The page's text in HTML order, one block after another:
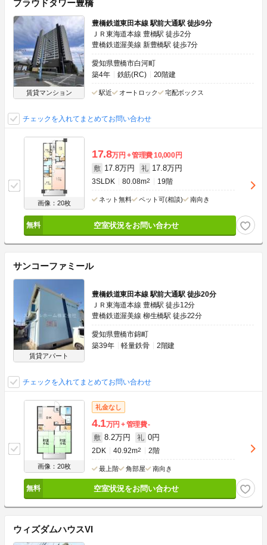
プラウドタワー豊橋
賃貸マンション
豊橋鉄道東田本線 駅前大通駅 徒歩9分
ＪＲ東海道本線 豊橋駅 徒歩2分
豊橋鉄道渥美線 新豊橋駅 徒歩7分
愛知県豊橋市白河町
築4年
鉄筋(RC) 20階建
駅近 オートロック 宅配ボックス
チェックを入れてまとめてお問い合わせ
画像：20枚
17.8万円 管理費10,000円
敷 17.8万円 礼 17.8万円
3SLDK 80.08m2 19階
ネット無料 ペット可(相談) 南向き
空室状況をお問い合わせ
サンコーファミール
賃貸アパート
豊橋鉄道東田本線 駅前大通駅 徒歩20分
ＪＲ東海道本線 豊橋駅 徒歩12分
豊橋鉄道渥美線 柳生橋駅 徒歩22分
愛知県豊橋市錦町
築39年
軽量鉄骨 2階建
チェックを入れてまとめてお問い合わせ
画像：20枚
礼金なし
4.1万円 管理費-
敷 8.2万円 礼 0円
2DK 40.92m2 2階
最上階 角部屋 南向き
空室状況をお問い合わせ
ウィズダムハウスVI